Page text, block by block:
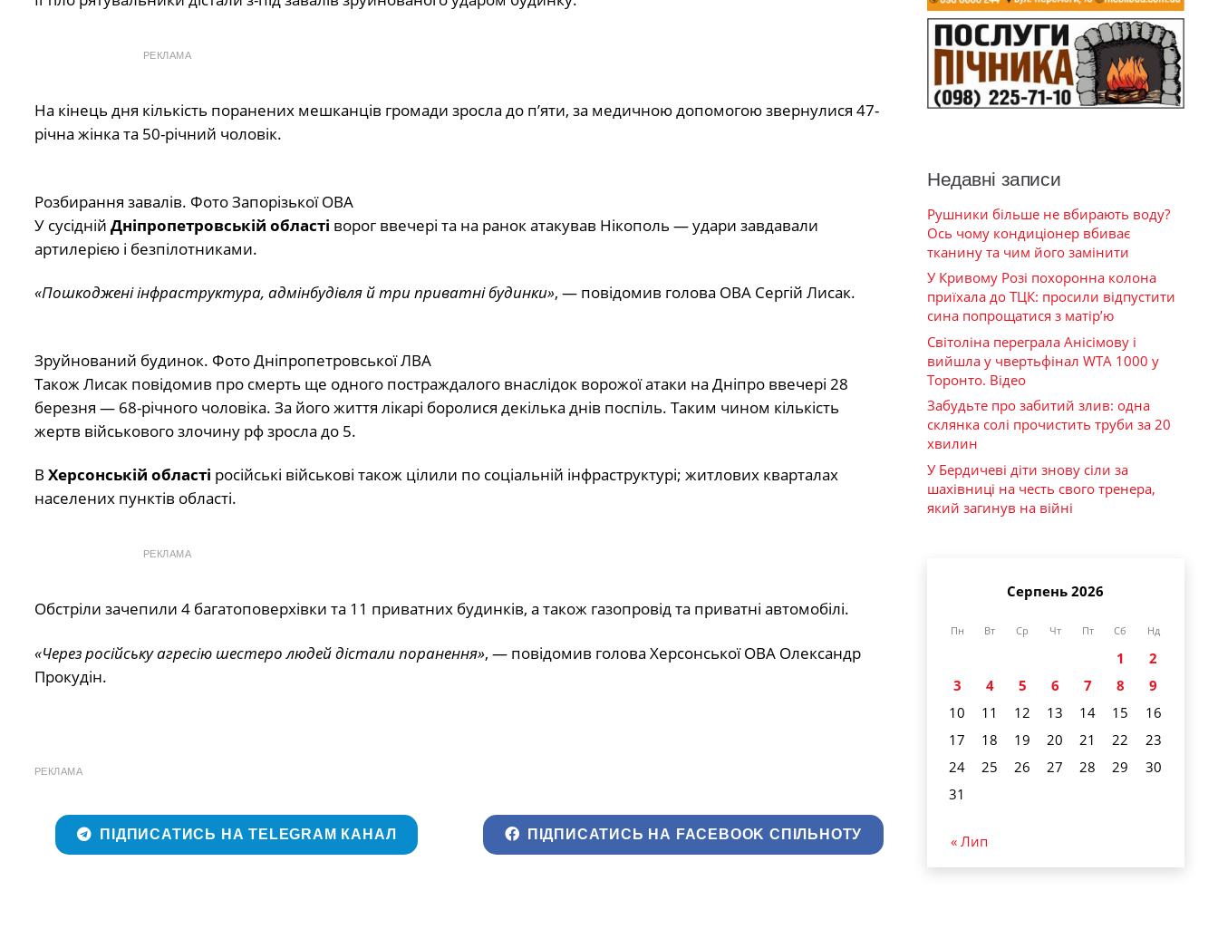
РЕКЛАМА
На кінець дня кількість поранених мешканців громади зросла до п’яти, за медичною допомогою звернулися 47-
річна жінка та 50-річний чоловік.
Розбирання завалів. Фото Запорізької ОВА
У сусідній Дніпропетровській області ворог ввечері та на ранок атакував Нікополь — удари завдавали
артилерією і безпілотниками.
«Пошкоджені інфраструктура, адмінбудівля й три приватні будинки», — повідомив голова ОВА Сергій Лисак.
Зруйнований будинок. Фото Дніпропетровської ЛВА
Також Лисак повідомив про смерть ще одного постраждалого внаслідок ворожої атаки на Дніпро ввечері 28
березня — 68-річного чоловіка. За його життя лікарі боролися декілька днів поспіль. Таким чином кількість
жертв військового злочину рф зросла до 5.
В Херсонській області російські військові також цілили по соціальній інфраструктурі; житлових кварталах
населених пунктів області.
РЕКЛАМА
Обстріли зачепили 4 багатоповерхівки та 11 приватних будинків, а також газопровід та приватні автомобілі.
«Через російську агресію шестеро людей дістали поранення», — повідомив голова Херсонської ОВА Олександр
Прокудін.
РЕКЛАМА
ПІДПИСАТИСЬ НА TELEGRAM КАНАЛ ПІДПИСАТИСЬ НА FACEBOOK СПІЛЬНОТУ
Недавні записи
Рушники більше не вбирають воду?
Ось чому кондиціонер вбиває
тканину та чим його замінити
У Кривому Розі похоронна колона
приїхала до ТЦК: просили відпустити
сина попрощатися з матір’ю
Світоліна переграла Анісімову і
вийшла у чвертьфінал WTA 1000 у
Торонто. Відео
Забудьте про забитий злив: одна
склянка солі прочистить труби за 20
хвилин
У Бердичеві діти знову сіли за
шахівниці на честь свого тренера,
який загинув на війні
Серпень 2026
Пн Вт Ср Чт Пт Сб Нд
1
2
3
4 5 6 7 8
9
10
11 12 13 14 15
16
17
18 19 20 21 22
23
24
25 26 27 28 29
30
31
« Лип